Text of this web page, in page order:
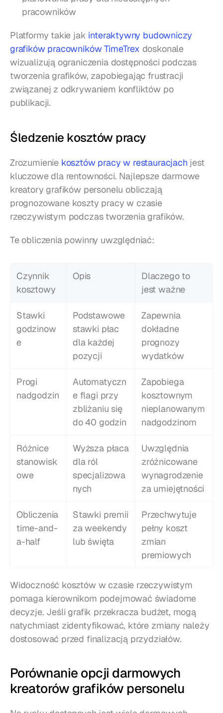
pracowników
Platformy takie jak interaktywny budowniczy
grafików pracowników TimeTrex doskonale
wizualizują ograniczenia dostępności podczas
tworzenia grafików, zapobiegając frustracji
związanej z odkrywaniem konfliktów po
publikacji.
Śledzenie kosztów pracy
Zrozumienie kosztów pracy w restauracjach jest
kluczowe dla rentowności. Najlepsze darmowe
kreatory grafików personelu obliczają
prognozowane koszty pracy w czasie
rzeczywistym podczas tworzenia grafików.
Te obliczenia powinny uwzględniać:
Czynnik
kosztowy
Opis
Dlaczego to
jest ważne
Stawki
godzinow
e
Podstawowe
stawki płac
dla każdej
pozycji
Zapewnia
dokładne
prognozy
wydatków
Progi
nadgodzin
Automatyczn
e flagi przy
zbliżaniu się
do 40 godzin
Zapobiega
kosztownym
nieplanowanym
nadgodzinom
Różnice
stanowisk
owe
Wyższa płaca
dla ról
specjalizowa
nych
Uwzględnia
zróżnicowane
wynagrodzenie
za umiejętności
Obliczenia
time-and-
a-half
Stawki premii
za weekendy
lub święta
Przechwytuje
pełny koszt
zmian
premiowych
Widoczność kosztów w czasie rzeczywistym
pomaga kierownikom podejmować świadome
decyzje. Jeśli grafik przekracza budżet, mogą
natychmiast zidentyfikować, które zmiany należy
dostosować przed finalizacją przydziałów.
Porównanie opcji darmowych
kreatorów grafików personelu